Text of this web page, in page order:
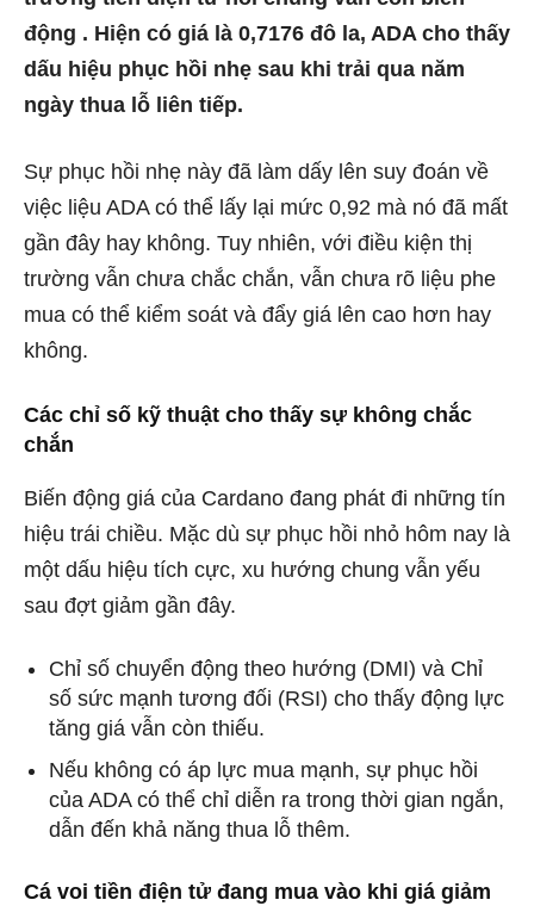
động . Hiện có giá là 0,7176 đô la, ADA cho thấy
dấu hiệu phục hồi nhẹ sau khi trải qua năm
ngày thua lỗ liên tiếp.
Sự phục hồi nhẹ này đã làm dấy lên suy đoán về
việc liệu ADA có thể lấy lại mức 0,92 mà nó đã mất
gần đây hay không. Tuy nhiên, với điều kiện thị
trường vẫn chưa chắc chắn, vẫn chưa rõ liệu phe
mua có thể kiểm soát và đẩy giá lên cao hơn hay
không.
Các chỉ số kỹ thuật cho thấy sự không chắc
chắn
Biến động giá của Cardano đang phát đi những tín
hiệu trái chiều. Mặc dù sự phục hồi nhỏ hôm nay là
một dấu hiệu tích cực, xu hướng chung vẫn yếu
sau đợt giảm gần đây.
Chỉ số chuyển động theo hướng (DMI) và Chỉ
số sức mạnh tương đối (RSI) cho thấy động lực
tăng giá vẫn còn thiếu.
Nếu không có áp lực mua mạnh, sự phục hồi
của ADA có thể chỉ diễn ra trong thời gian ngắn,
dẫn đến khả năng thua lỗ thêm.
Cá voi tiền điện tử đang mua vào khi giá giảm